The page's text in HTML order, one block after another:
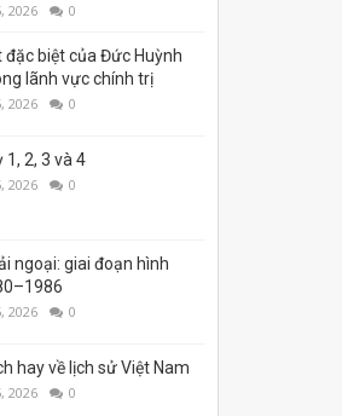
2026 0
đặc biệt của Đức Huỳnh
lãnh vực chính trị
2026 0
1, 2, 3 và 4
2026 0
ngoại: giai đoạn hình
2026 0
hay về lịch sử Việt Nam
2026 0